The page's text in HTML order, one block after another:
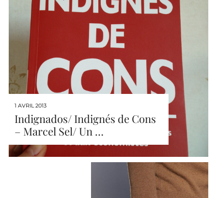
1 AVRIL 2013
Indignados/ Indignés de Cons
– Marcel Sel/ Un …